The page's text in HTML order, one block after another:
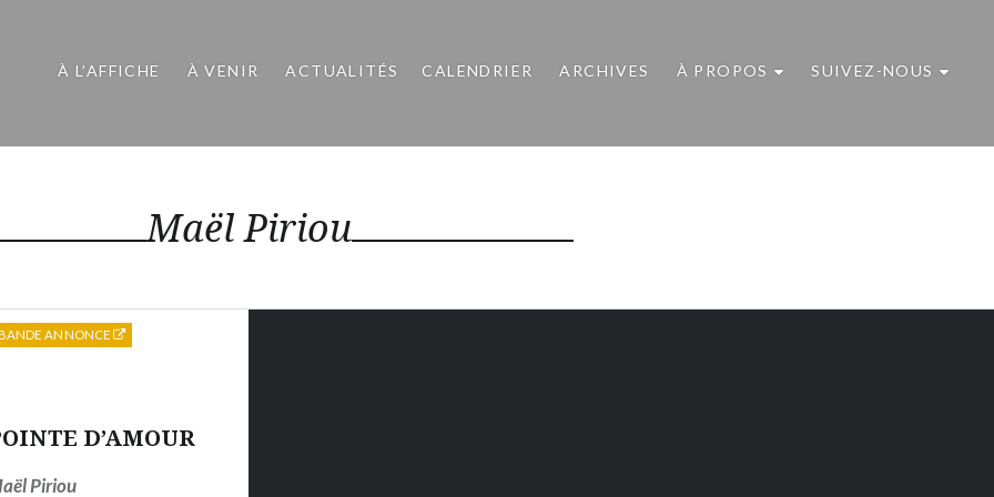
À L’AFFICHE À VENIR ACTUALITÉS CALENDRIER ARCHIVES À PROPOS SUIVEZ-NOUS
Maël Piriou
D’AMOUR
Piriou
ANNONCE